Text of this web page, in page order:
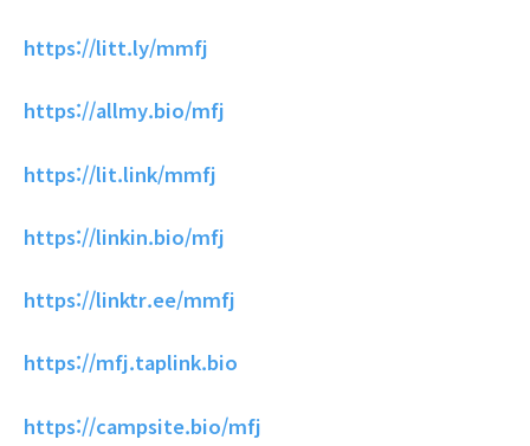
https://litt.ly/mmfj
https://allmy.bio/mfj
https://lit.link/mmfj
https://linkin.bio/mfj
https://linktr.ee/mmfj
https://mfj.taplink.bio
https://campsite.bio/mfj